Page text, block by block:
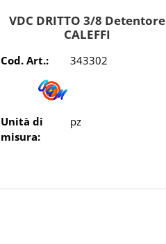
VDC DRITTO 3/8 Detentore
CALEFFI
Cod. Art.: 343302
Unità di
misura:
pz